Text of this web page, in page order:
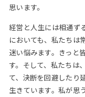
思います。
経営と人生には相通ず
においても、私たちは
迷い悩みます。きっと
す。そして、私たちは
て、決断を回避したり
生きています。私が思